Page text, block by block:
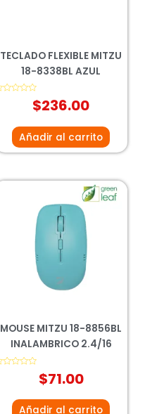
TECLADO FLEXIBLE MITZU
18-8338BL AZUL
$236.00
Añadir al carrito
MOUSE MITZU 18-8856BL
INALAMBRICO 2.4/16
$71.00
Añadir al carrito